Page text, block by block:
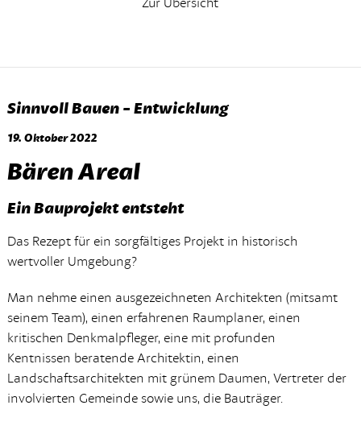
Zur Übersicht
Sinnvoll Bauen - Entwicklung
19. Oktober 2022
Bären Areal
Ein Bauprojekt entsteht
Das Rezept für ein sorgfältiges Projekt in historisch
wertvoller Umgebung?
Man nehme einen ausgezeichneten Architekten (mitsamt
seinem Team), einen erfahrenen Raumplaner, einen
kritischen Denkmalpfleger, eine mit profunden
Kentnissen beratende Architektin, einen
Landschaftsarchitekten mit grünem Daumen, Vertreter der
involvierten Gemeinde sowie uns, die Bauträger.